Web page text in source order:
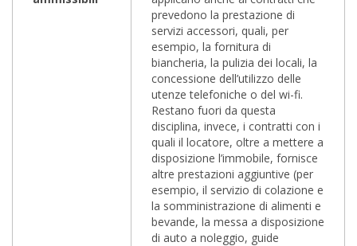
prevedono la prestazione di
servizi accessori, quali, per
esempio, la fornitura di
biancheria, la pulizia dei locali, la
concessione dell’utilizzo delle
utenze telefoniche o del wi-fi.
Restano fuori da questa
disciplina, invece, i contratti con i
quali il locatore, oltre a mettere a
disposizione l’immobile, fornisce
altre prestazioni aggiuntive (per
esempio, il servizio di colazione e
la somministrazione di alimenti e
bevande, la messa a disposizione
di auto a noleggio, guide